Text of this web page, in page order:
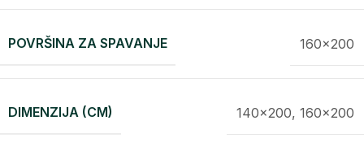
POVRŠINA ZA SPAVANJE 160×200
DIMENZIJA (CM) 140×200, 160×200